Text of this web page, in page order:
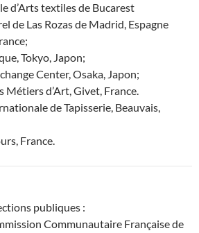
d’Arts textiles de Bucarest
de Las Rozas de Madrid, Espagne
Tokyo, Japon;
Center, Osaka, Japon;
Métiers d’Art, Givet, France.
de Tapisserie, Beauvais,
France.
publiques :
Communautaire Française de